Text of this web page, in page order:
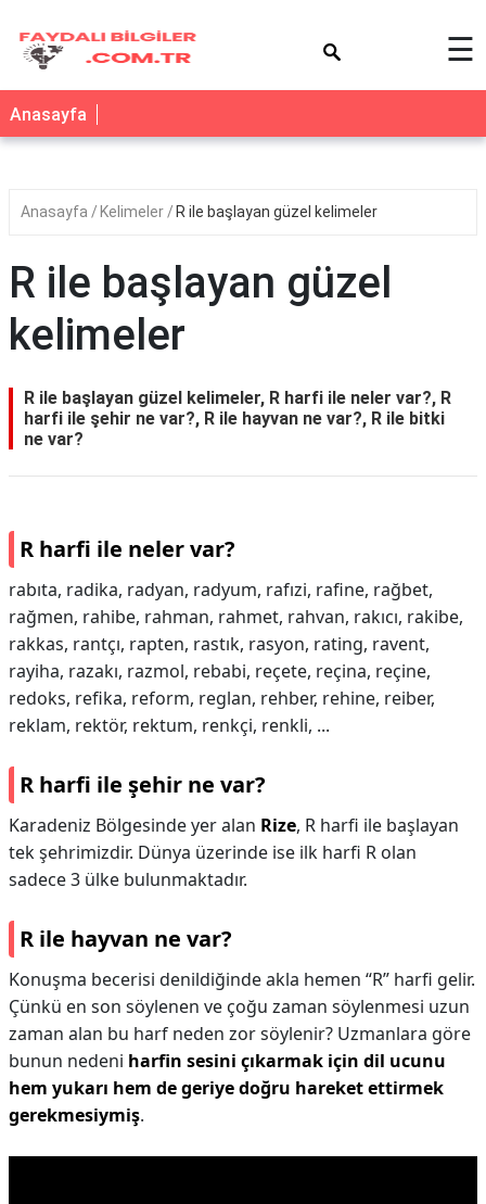
☰
Anasayfa
Anasayfa Kelimeler R ile başlayan güzel kelimeler
R ile başlayan güzel
kelimeler
R ile başlayan güzel kelimeler, R harfi ile neler var?, R
harfi ile şehir ne var?, R ile hayvan ne var?, R ile bitki
ne var?
R harfi ile neler var?
rabıta, radika, radyan, radyum, rafızi, rafine, rağbet,
rağmen, rahibe, rahman, rahmet, rahvan, rakıcı, rakibe,
rakkas, rantçı, rapten, rastık, rasyon, rating, ravent,
rayiha, razakı, razmol, rebabi, reçete, reçina, reçine,
redoks, refika, reform, reglan, rehber, rehine, reiber,
reklam, rektör, rektum, renkçi, renkli, ...
R harfi ile şehir ne var?
Karadeniz Bölgesinde yer alan Rize, R harfi ile başlayan
tek şehrimizdir. Dünya üzerinde ise ilk harfi R olan
sadece 3 ülke bulunmaktadır.
R ile hayvan ne var?
Konuşma becerisi denildiğinde akla hemen “R” harfi gelir.
Çünkü en son söylenen ve çoğu zaman söylenmesi uzun
zaman alan bu harf neden zor söylenir? Uzmanlara göre
bunun nedeni harfin sesini çıkarmak için dil ucunu
hem yukarı hem de geriye doğru hareket ettirmek
gerekmesiymiş.